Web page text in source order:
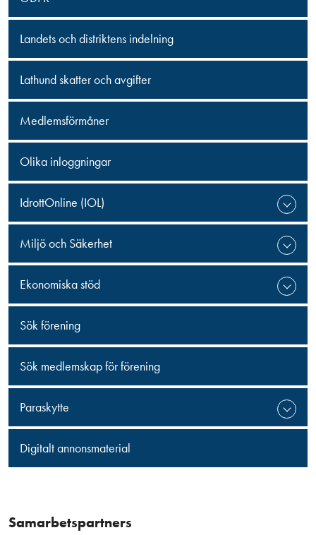
Landets och distriktens indelning
Lathund skatter och avgifter
Medlemsförmåner
Olika inloggningar
IdrottOnline (IOL)
Miljö och Säkerhet
Ekonomiska stöd
Sök förening
Sök medlemskap för förening
Paraskytte
Digitalt annonsmaterial
Samarbetspartners